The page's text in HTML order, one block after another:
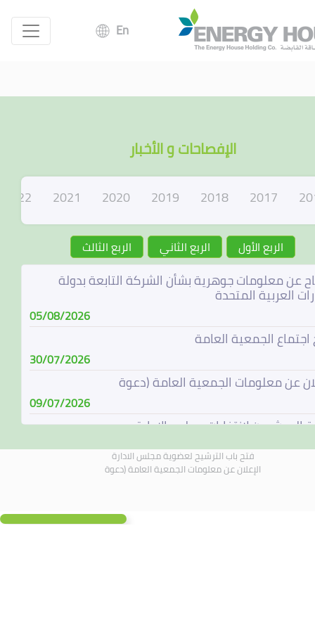
En
الإفصاحات و الأخبار
2017
2018
2019
2020
2021
2022
الربع الأول الربع الثاني الربع الثالث
عن معلومات جوهرية بشأن الشركة التابعة بدولة
العربية المتحدة
05/08/2026
اجتماع الجمعية العامة
30/07/2026
عن معلومات الجمعية العامة (دعوة
09/07/2026
المرشحين لإنتخابات مجلس الإدارة
08/07/2026
الترشيح لعضوية مجلس الادارة
فتح باب الترشيح لعضوية مجلس الادارة
الإعلان عن معلومات الجمعية العامة (دعوة